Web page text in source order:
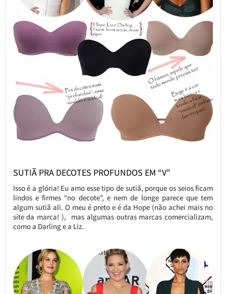
SUTIÃ PRA DECOTES PROFUNDOS EM “V”
Isso é a glória! Eu amo esse tipo de sutiã, porque os seios ficam
lindos e firmes “no decote”, e nem de longe parece que tem
algum sutiã ali. O meu é preto e é da Hope (não achei mais no
site da marca! ), mas algumas outras marcas comercializam,
como a Darling e a Liz.